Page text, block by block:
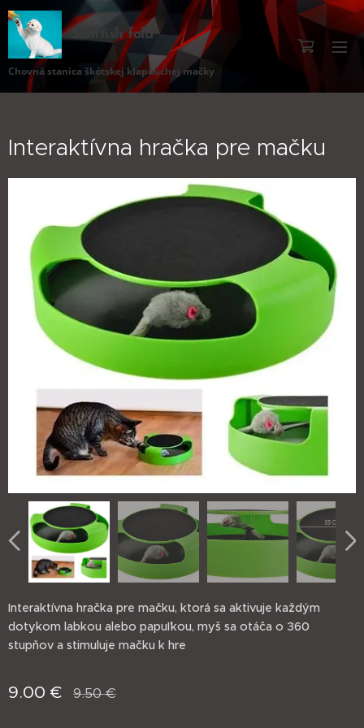
Scottish fold
Chovná stanica škótskej klapouchej mačky
Interaktívna hračka pre mačku
Interaktívna hračka pre mačku, ktorá sa aktivuje každým
dotykom labkou alebo papuľkou, myš sa otáča o 360
stupňov a stimuluje mačku k hre
9.00 € 9.50€